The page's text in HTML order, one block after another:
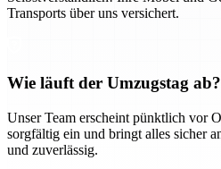
Transports über uns versichert.
Wie läuft der Umzugstag ab?
Unser Team erscheint pünktlich vor
sorgfältig ein und bringt alles sicher
und zuverlässig.